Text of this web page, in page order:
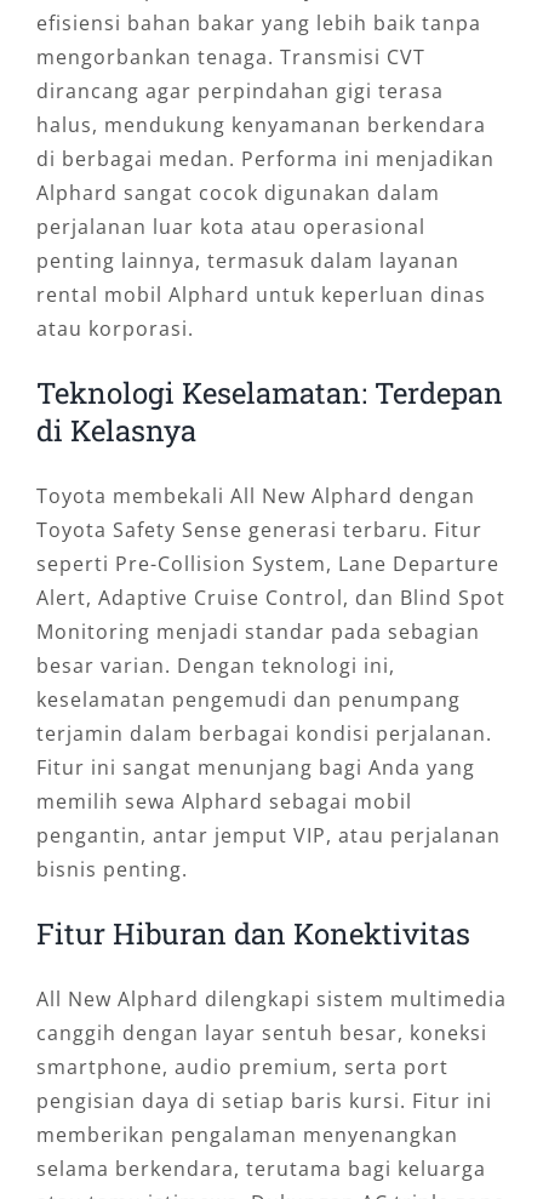
efisiensi bahan bakar yang lebih baik tanpa
mengorbankan tenaga. Transmisi CVT
dirancang agar perpindahan gigi terasa
halus, mendukung kenyamanan berkendara
di berbagai medan. Performa ini menjadikan
Alphard sangat cocok digunakan dalam
perjalanan luar kota atau operasional
penting lainnya, termasuk dalam layanan
rental mobil Alphard untuk keperluan dinas
atau korporasi.
Teknologi Keselamatan: Terdepan
di Kelasnya
Toyota membekali All New Alphard dengan
Toyota Safety Sense generasi terbaru. Fitur
seperti Pre-Collision System, Lane Departure
Alert, Adaptive Cruise Control, dan Blind Spot
Monitoring menjadi standar pada sebagian
besar varian. Dengan teknologi ini,
keselamatan pengemudi dan penumpang
terjamin dalam berbagai kondisi perjalanan.
Fitur ini sangat menunjang bagi Anda yang
memilih sewa Alphard sebagai mobil
pengantin, antar jemput VIP, atau perjalanan
bisnis penting.
Fitur Hiburan dan Konektivitas
All New Alphard dilengkapi sistem multimedia
canggih dengan layar sentuh besar, koneksi
smartphone, audio premium, serta port
pengisian daya di setiap baris kursi. Fitur ini
memberikan pengalaman menyenangkan
selama berkendara, terutama bagi keluarga